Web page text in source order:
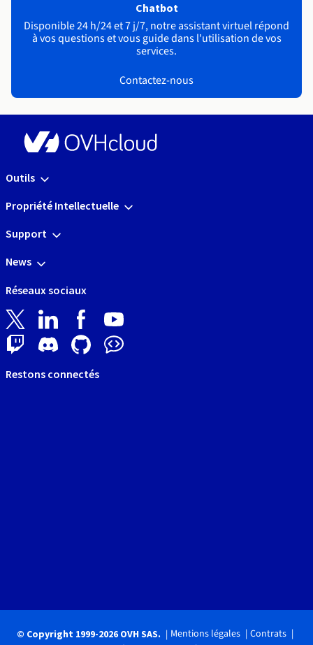
Chatbot
Disponible 24 h/24 et 7 j/7, notre assistant virtuel répond
à vos questions et vous guide dans l'utilisation de vos
services.
Contactez-nous
Outils
Propriété Intellectuelle
Support
News
Réseaux sociaux
Restons connectés
© Copyright 1999-2026 OVH SAS. Mentions légales
Contrats